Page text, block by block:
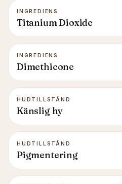
INGREDIENS
Titanium Dioxide
INGREDIENS
Dimethicone
HUDTILLSTÅND
Känslig hy
HUDTILLSTÅND
Pigmentering